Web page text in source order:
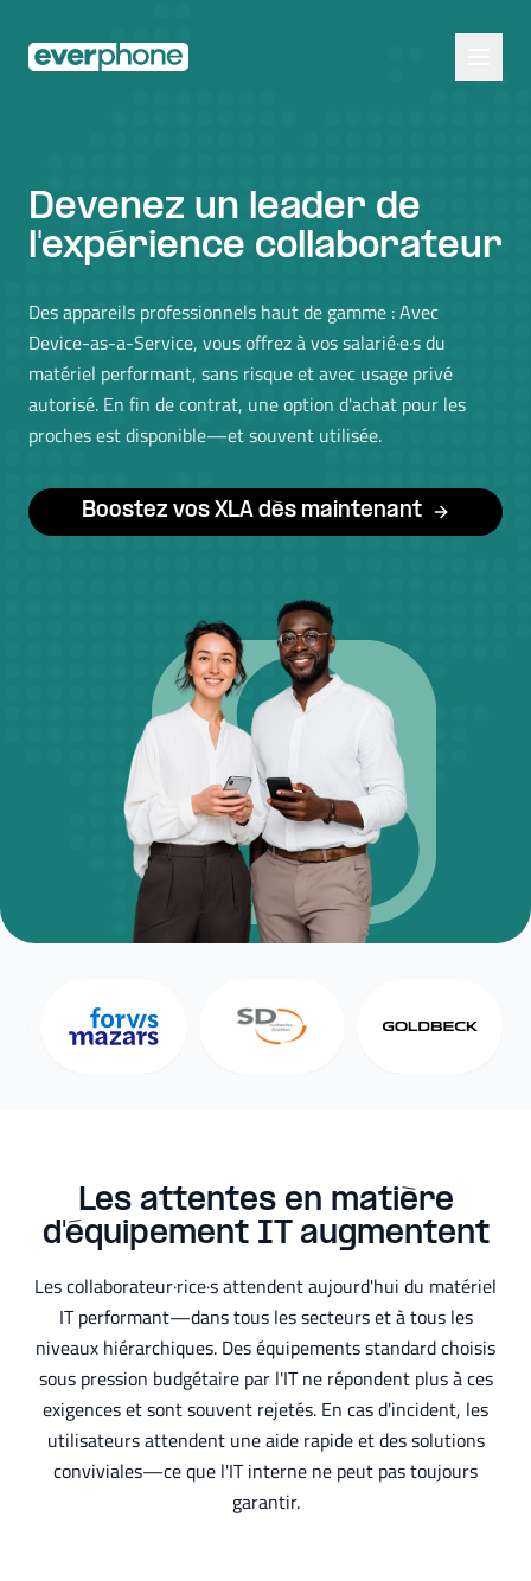
Devenez un leader de
l'expérience collaborateur
Des appareils professionnels haut de gamme : Avec
Device-as-a-Service, vous offrez à vos salarié·e·s du
matériel performant, sans risque et avec usage privé
autorisé. En fin de contrat, une option d'achat pour les
proches est disponible—et souvent utilisée.
Boostez vos XLA dès maintenant
Les attentes en matière
d'équipement IT augmentent
Les collaborateur·rice·s attendent aujourd'hui du matériel
IT performant—dans tous les secteurs et à tous les
niveaux hiérarchiques. Des équipements standard choisis
sous pression budgétaire par l'IT ne répondent plus à ces
exigences et sont souvent rejetés. En cas d'incident, les
utilisateurs attendent une aide rapide et des solutions
conviviales—ce que l'IT interne ne peut pas toujours
garantir.